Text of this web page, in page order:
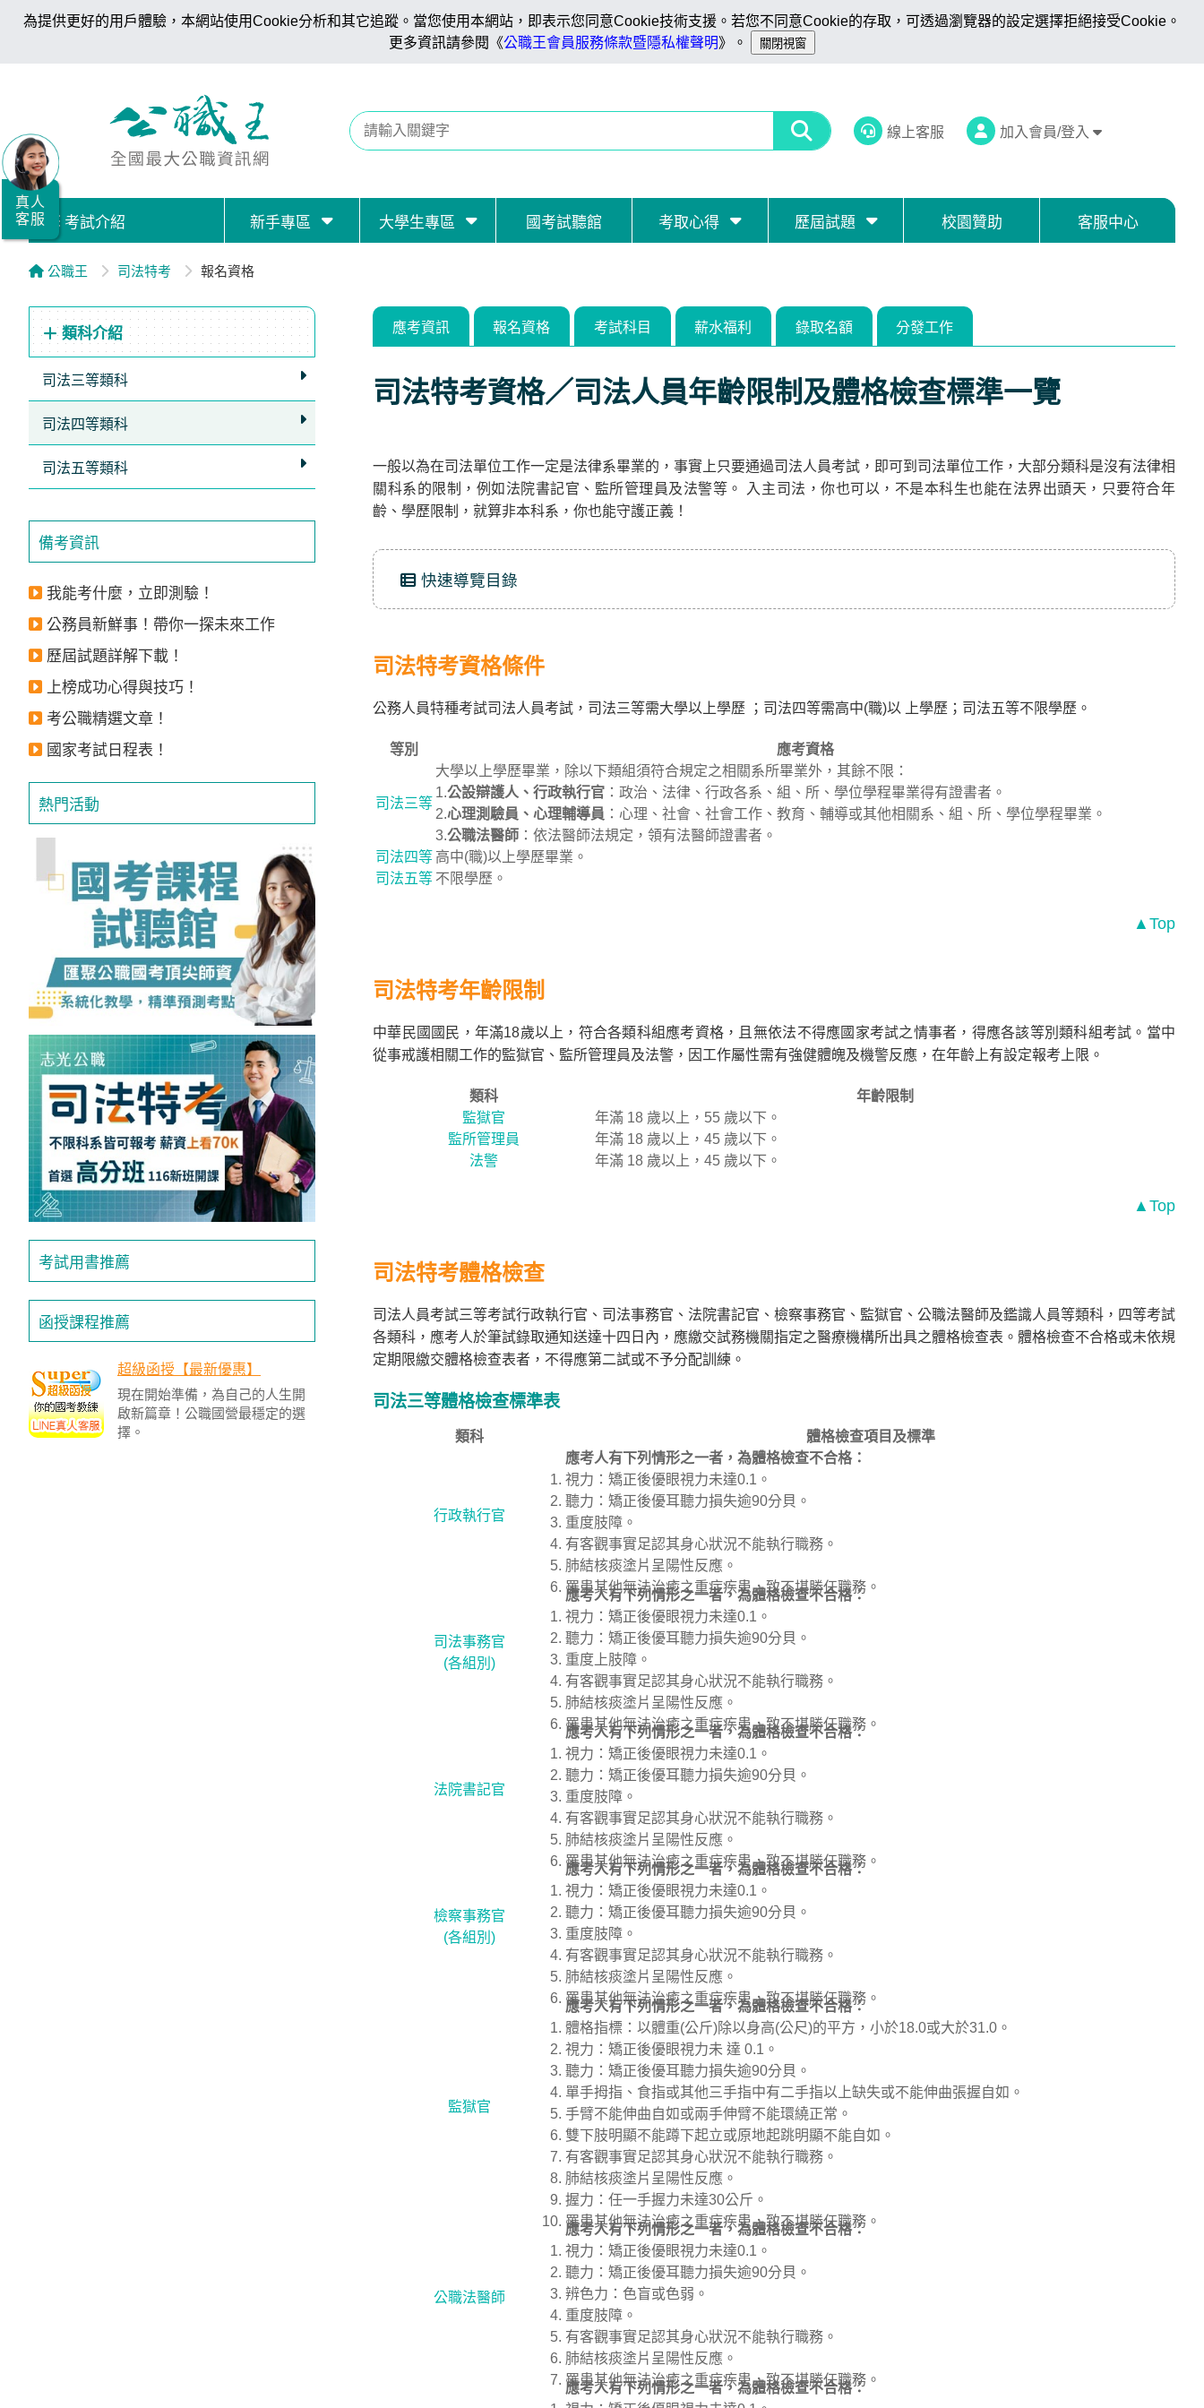
為提供更好的用戶體驗，本網站使用Cookie分析和其它追蹤。當您使用本網站，即表示您同意Cookie技術支援。若您不同意Cookie的存取，可透過瀏覽器的設定選擇拒絕接受Cookie。
更多資訊請參閱《公職王會員服務條款暨隱私權聲明》。
線上客服 加入會員/登入
考試介紹 新手專區 大學生專區 國考試聽館 考取心得 歷屆試題 校園贊助 客服中心
公職王 司法特考 報名資格
類科介紹
司法三等類科
司法四等類科
司法五等類科
備考資訊
我能考什麼，立即測驗！
公務員新鮮事！帶你一探未來工作
歷屆試題詳解下載！
上榜成功心得與技巧！
考公職精選文章！
國家考試日程表！
熱門活動
考試用書推薦
函授課程推薦
超級函授【最新優惠】
現在開始準備，為自己的人生開
啟新篇章！公職國營最穩定的選
擇。
應考資訊 報名資格 考試科目 薪水福利 錄取名額 分發工作
司法特考資格／司法人員年齡限制及體格檢查標準一覽
一般以為在司法單位工作一定是法律系畢業的，事實上只要通過司法人員考試，即可到司法單位工作，大部分類科是沒有法律相
關科系的限制，例如法院書記官、監所管理員及法警等。 入主司法，你也可以，不是本科生也能在法界出頭天，只要符合年
齡、學歷限制，就算非本科系，你也能守護正義！
快速導覽目錄
司法特考資格條件
公務人員特種考試司法人員考試，司法三等需大學以上學歷 ；司法四等需高中(職)以 上學歷；司法五等不限學歷。
等別 應考資格
司法三等
大學以上學歷畢業，除以下類組須符合規定之相關系所畢業外，其餘不限：
1.公設辯護人、行政執行官 ：政治、法律、行政各系、組、所、學位學程畢業得有證書者。
2.心理測驗員、心理輔導員 ：心理、社會、社會工作、教育、輔導或其他相關系、組、所、學位學程畢業。
3.公職法醫師 ：依法醫師法規定，領有法醫師證書者。
司法四等 高中(職)以上學歷畢業。
司法五等 不限學歷。
▲Top
司法特考年齡限制
中華民國國民，年滿18歲以上，符合各類科組應考資格，且無依法不得應國家考試之情事者，得應各該等別類科組考試。當中
從事戒護相關工作的監獄官、監所管理員及法警，因工作屬性需有強健體魄及機警反應，在年齡上有設定報考上限。
類科
年齡限制
監獄官
年滿 18 歲以上，55 歲以下。
監所管理員
年滿 18 歲以上，45 歲以下。
法警
年滿 18 歲以上，45 歲以下。
▲Top
司法特考體格檢查
司法人員考試三等考試行政執行官、司法事務官、法院書記官、檢察事務官、監獄官、公職法醫師及鑑識人員等類科，四等考試
各類科，應考人於筆試錄取通知送達十四日內，應繳交試務機關指定之醫療機構所出具之體格檢查表。體格檢查不合格或未依規
定期限繳交體格檢查表者，不得應第二試或不予分配訓練。
司法三等體格檢查標準表
類科 體格檢查項目及標準
行政執行官
應考人有下列情形之一者，為體格檢查不合格：
視力：矯正後優眼視力未達0.1。
聽力：矯正後優耳聽力損失逾90分貝。
重度肢障。
有客觀事實足認其身心狀況不能執行職務。
肺結核痰塗片呈陽性反應。
罹患其他無法治癒之重症疾患，致不堪勝任職務。
司法事務官
(各組別)
應考人有下列情形之一者，為體格檢查不合格：
視力：矯正後優眼視力未達0.1。
聽力：矯正後優耳聽力損失逾90分貝。
重度上肢障。
有客觀事實足認其身心狀況不能執行職務。
肺結核痰塗片呈陽性反應。
罹患其他無法治癒之重症疾患，致不堪勝任職務。
法院書記官
應考人有下列情形之一者，為體格檢查不合格：
視力：矯正後優眼視力未達0.1。
聽力：矯正後優耳聽力損失逾90分貝。
重度肢障。
有客觀事實足認其身心狀況不能執行職務。
肺結核痰塗片呈陽性反應。
罹患其他無法治癒之重症疾患，致不堪勝任職務。
檢察事務官
(各組別)
應考人有下列情形之一者，為體格檢查不合格：
視力：矯正後優眼視力未達0.1。
聽力：矯正後優耳聽力損失逾90分貝。
重度肢障。
有客觀事實足認其身心狀況不能執行職務。
肺結核痰塗片呈陽性反應。
罹患其他無法治癒之重症疾患，致不堪勝任職務。
監獄官
應考人有下列情形之一者，為體格檢查不合格：
體格指標：以體重(公斤)除以身高(公尺)的平方，小於18.0或大於31.0。
視力：矯正後優眼視力未 達 0.1。
聽力：矯正後優耳聽力損失逾90分貝。
單手拇指、食指或其他三手指中有二手指以上缺失或不能伸曲張握自如。
手臂不能伸曲自如或兩手伸臂不能環繞正常。
雙下肢明顯不能蹲下起立或原地起跳明顯不能自如。
有客觀事實足認其身心狀況不能執行職務。
肺結核痰塗片呈陽性反應。
握力：任一手握力未達30公斤。
罹患其他無法治癒之重症疾患，致不堪勝任職務。
公職法醫師
應考人有下列情形之一者，為體格檢查不合格：
視力：矯正後優眼視力未達0.1。
聽力：矯正後優耳聽力損失逾90分貝。
辨色力：色盲或色弱。
重度肢障。
有客觀事實足認其身心狀況不能執行職務。
肺結核痰塗片呈陽性反應。
罹患其他無法治癒之重症疾患，致不堪勝任職務。
應考人有下列情形之一者，為體格檢查不合格：
真人
客服
職/
就
業/
證
務
據
點
即
LINE
帳
號
享
專
人
服
獲
500
扣！